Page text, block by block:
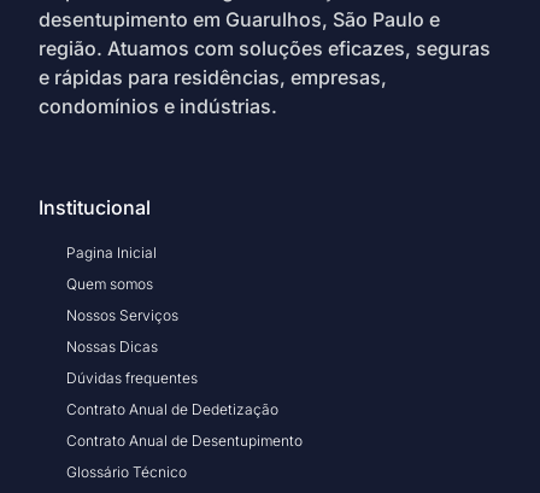
desentupimento em Guarulhos, São Paulo e
região. Atuamos com soluções eficazes, seguras
e rápidas para residências, empresas,
condomínios e indústrias.
Institucional
Pagina Inicial
Quem somos
Nossos Serviços
Nossas Dicas
Dúvidas frequentes
Contrato Anual de Dedetização
Contrato Anual de Desentupimento
Glossário Técnico